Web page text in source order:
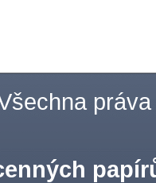
práva